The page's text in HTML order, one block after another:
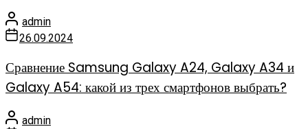
admin
26.09.2024
Сравнение Samsung Galaxy A24, Galaxy A34 и
Galaxy A54: какой из трех смартфонов выбрать?
admin